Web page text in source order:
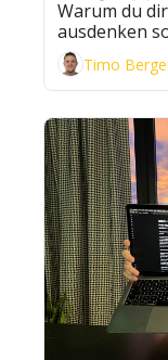
Warum du
ausdenken
Timo